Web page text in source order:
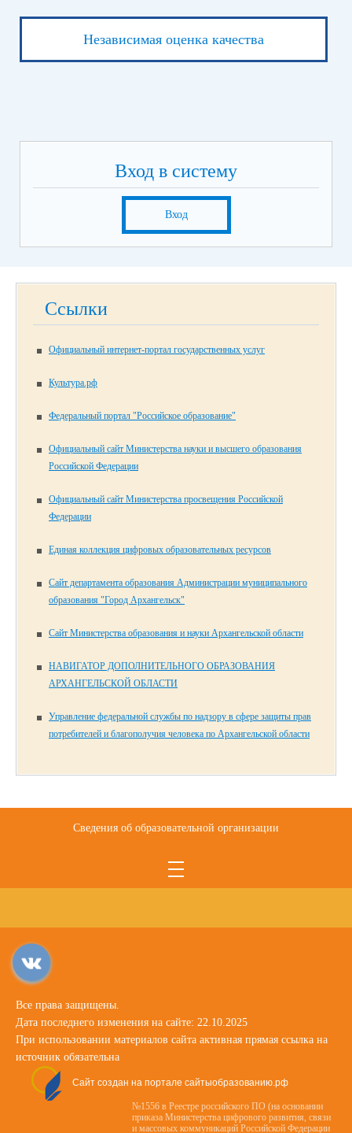
Независимая оценка качества
Вход в систему
Вход
Ссылки
Официальный интернет-портал государственных услуг
Культура.рф
Федеральный портал "Российское образование"
Официальный сайт Министерства науки и высшего образования
Российской Федерации
Официальный сайт Министерства просвещения Российской
Федерации
Единая коллекция цифровых образовательных ресурсов
Сайт департамента образования Администрации муниципального
образования "Город Архангельск"
Сайт Министерства образования и науки Архангельской области
НАВИГАТОР ДОПОЛНИТЕЛЬНОГО ОБРАЗОВАНИЯ
АРХАНГЕЛЬСКОЙ ОБЛАСТИ
Управление федеральной службы по надзору в сфере защиты прав
потребителей и благополучия человека по Архангельской области
Сведения об образовательной организации
Все права защищены.
Дата последнего изменения на сайте: 22.10.2025
При использовании материалов сайта активная прямая ссылка на
источник обязательна
Сайт создан на портале сайтыобразованию.рф
№1556 в Реестре российского ПО (на основании
приказа Министерства цифрового развития, связи
и массовых коммуникаций Российской Федерации